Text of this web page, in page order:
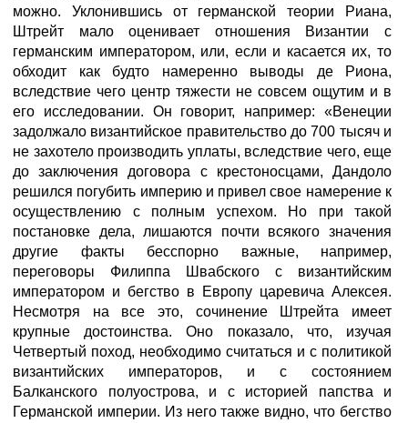
можно. Уклонившись от германской теории Риана,
Штрейт мало оценивает отношения Византии с
германским императором, или, если и касается их, то
обходит как будто намеренно выводы де Риона,
вследствие чего центр тяжести не совсем ощутим и в
его исследовании. Он говорит, например: «Венеции
задолжало византийское правительство до 700 тысяч и
не захотело производить уплаты, вследствие чего, еще
до заключения договора с крестоносцами, Дандоло
решился погубить империю и привел свое намерение к
осуществлению с полным успехом. Но при такой
постановке дела, лишаются почти всякого значения
другие факты бесспорно важные, например,
переговоры Филиппа Швабского с византийским
императором и бегство в Европу царевича Алексея.
Несмотря на все это, сочинение Штрейта имеет
крупные достоинства. Оно показало, что, изучая
Четвертый поход, необходимо считаться и с политикой
византийских императоров, и с состоянием
Балканского полуострова, и с историей папства и
Германской империи. Из него также видно, что бегство